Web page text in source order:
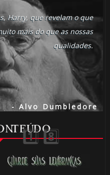
Harry, que revelam o que
mais do que as nossas
qualidades.
- Alvo Dumbledore
⚡
⚡